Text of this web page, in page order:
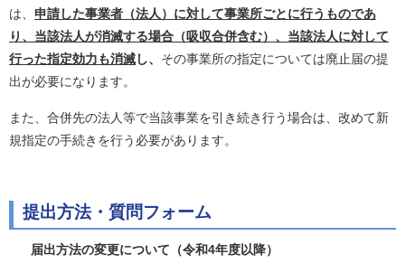
は、 申請した事業者（法人）に対して事業所ごとに行うものであ
り、当該法人が消滅する場合（吸収合併含む）、 当該法人に対して
行った指定効力も消滅し、 その事業所の指定については廃止届の提
出が必要になります。
また、合併先の法人等で当該事業を引き続き行う場合は、改めて新
規指定の手続きを行う必要があります。
提出方法・質問フォーム
届出方法の変更について（令和4年度以降）